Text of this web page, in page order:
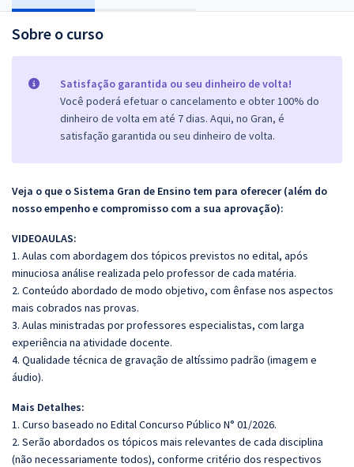
Sobre o curso
Satisfação garantida ou seu dinheiro de volta!
Você poderá efetuar o cancelamento e obter 100% do
dinheiro de volta em até 7 dias. Aqui, no Gran, é
satisfação garantida ou seu dinheiro de volta.
Veja o que o Sistema Gran de Ensino tem para oferecer (além do
nosso empenho e compromisso com a sua aprovação):
VIDEOAULAS:
1. Aulas com abordagem dos tópicos previstos no edital, após
minuciosa análise realizada pelo professor de cada matéria.
2. Conteúdo abordado de modo objetivo, com ênfase nos aspectos
mais cobrados nas provas.
3. Aulas ministradas por professores especialistas, com larga
experiência na atividade docente.
4. Qualidade técnica de gravação de altíssimo padrão (imagem e
áudio).
Mais Detalhes:
1. Curso baseado no Edital Concurso Público N° 01/2026.
2. Serão abordados os tópicos mais relevantes de cada disciplina
(não necessariamente todos), conforme critério dos respectivos